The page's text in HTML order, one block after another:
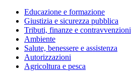
Educazione e formazione
Giustizia e sicurezza pubblica
Tributi, finanze e contravvenzioni
Ambiente
Salute, benessere e assistenza
Autorizzazioni
Agricoltura e pesca